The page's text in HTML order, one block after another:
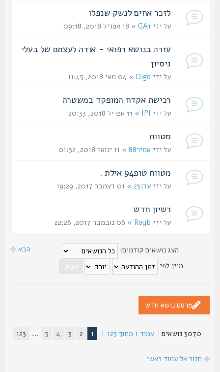
לזכר אחים לנשק שנפלו
על ידיGA1 » 18 אפריל 2018, 09:18
עזרה בנושא רפואי - אודה לעצתם של בעלי
ניסיון
על ידיDigo » 04 מאי 2018, 11:45
רכישת אקדח המופקד במשטרה
על ידיIPI» 11 אפריל 2018, 20:33
מטווח
על ידיאמיר88 » 11 ינואר 2018, 01:32
מטווח טופ94 אילת .
על ידיעדן23 » 01 דצמבר 2017, 19:29
רשיון חדש
על ידיRoyb» 06 נובמבר 2017, 22:26
הצג נושאים קודמים:
מיין לפי
פרסם נושא חדש
3070 נושאים | עמוד1מתוך123
|
1
5
...
123
חזור אל עמוד ראשי